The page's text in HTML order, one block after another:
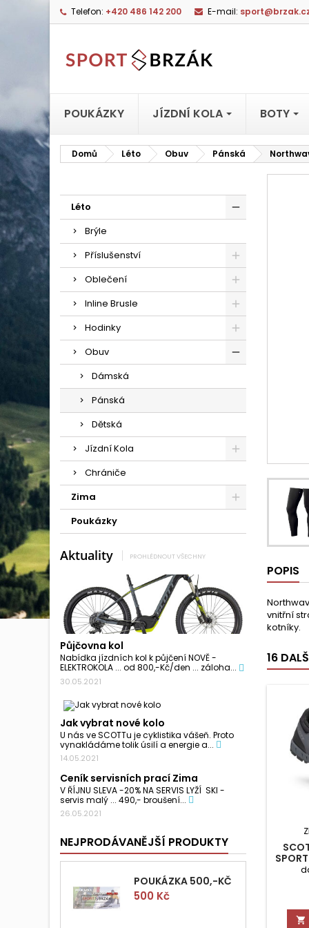
Telefon: +420 486 142 200 E-mail:
POUKÁZKY JÍZDNÍ KOLA BOTY
Domů Léto Obuv Pánská
Léto
Brýle
Příslušenství
Oblečení
Inline Brusle
Hodinky
Obuv
Dámská
Pánská
Dětská
Jízdní Kola
Chrániče
Zima
Poukázky
Aktuality PROHLÉDNOUT VŠECHNY
Půjčovna kol
Nabídka jízdních kol k půjčení NOVĚ -
ELEKTROKOLA ... od 800,-Kč/den ... záloha...
30.05.2021
Jak vybrat nové kolo
U nás ve SCOTTu je cyklistika vášeň. Proto
vynakládáme tolik úsilí a energie a...
14.05.2021
Ceník servisních prací Zima
V ŘÍJNU SLEVA -20% NA SERVIS LYŽÍ SKI -
servis malý ... 490,- broušení...
26.05.2021
NEJPRODÁVANĚJŠÍ PRODUKTY
POUKÁZKA 500,-KČ
Cena
500 Kč
POPIS
vnitřní
kotníky.
16
